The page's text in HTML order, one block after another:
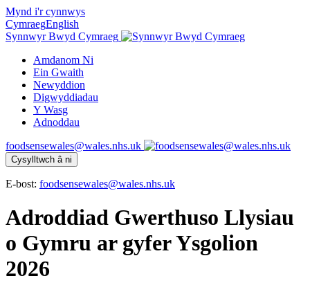
Mynd i'r cynnwys
CymraegEnglish
Synnwyr Bwyd Cymraeg
Amdanom Ni
Ein Gwaith
Newyddion
Digwyddiadau
Y Wasg
Adnoddau
foodsensewales@wales.nhs.uk
Cysylltwch â ni
E-bost: foodsensewales@wales.nhs.uk
Adroddiad Gwerthuso Llysiau
o Gymru ar gyfer Ysgolion
2026